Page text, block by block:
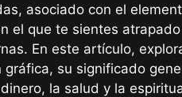
asociado con el
el que te sientes
En este artículo,
su significado
la salud y la